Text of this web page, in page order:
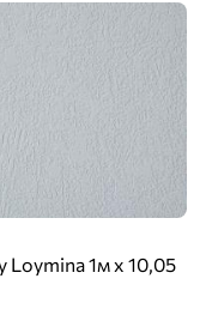
Loymina 1м х 10,05